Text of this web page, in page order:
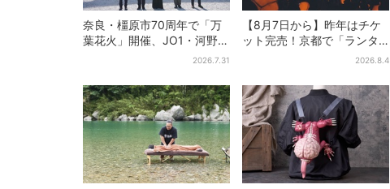
奈良・橿原市70周年で「万
葉花火」開催、JO1・河野純
喜がアンバサダーに…グルー
2026.7.31
【8月7日から】昨年はチケ
ット完売！京都で「ランタ
ンフェス」、最大3500の光
2026.8.4